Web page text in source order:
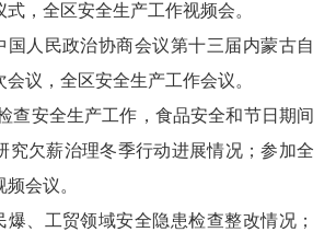
式，全区安全生产工作视频会。
民政治协商会议第十三届内蒙古自
议，全区安全生产工作会议。
安全生产工作，食品安全和节日期间
究欠薪治理冬季行动进展情况；参加全
会议。
工贸领域安全隐患检查整改情况；